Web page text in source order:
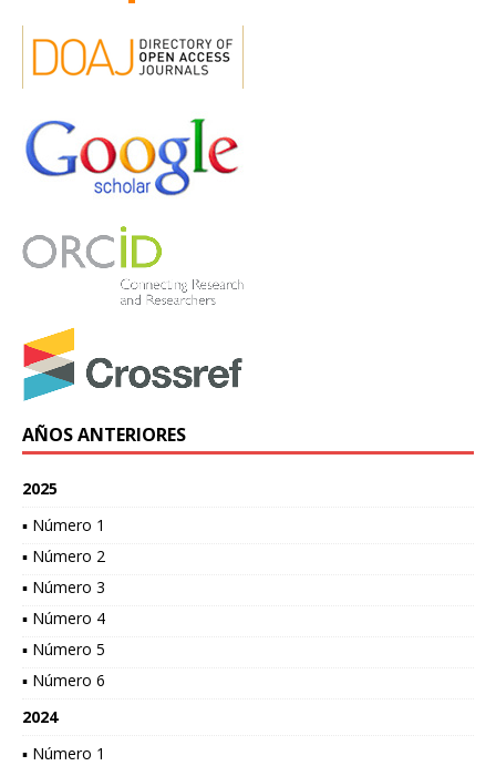
AÑOS ANTERIORES
2025
▪ Número 1
▪ Número 2
▪ Número 3
▪ Número 4
▪ Número 5
▪ Número 6
2024
▪ Número 1